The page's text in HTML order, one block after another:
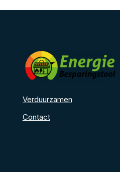
Verduurzamen
Contact